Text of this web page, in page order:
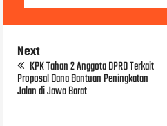
Next
KPK Tahan 2 Anggota DPRD Terkait
Proposal Dana Bantuan Peningkatan
Jalan di Jawa Barat